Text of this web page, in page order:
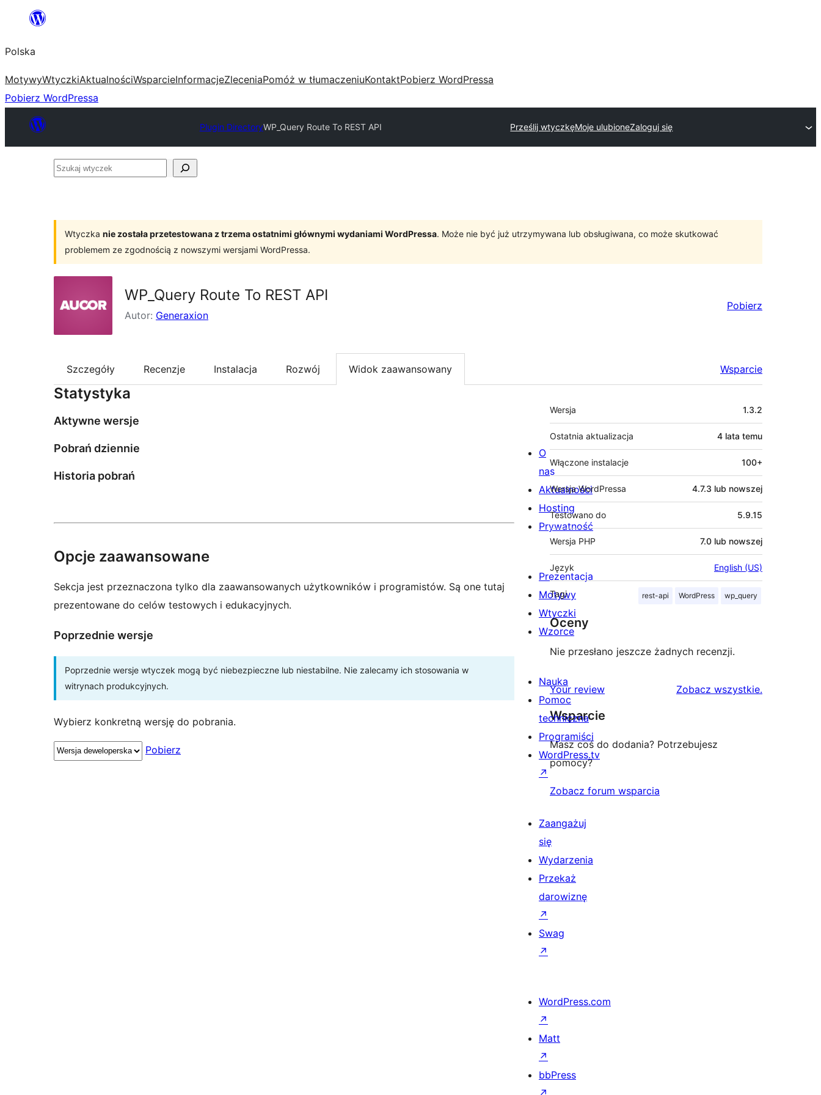
Przejdź
treści
Polska
MotywyWtyczkiAktualnościWsparcieInformacjeZleceniaPomóż w tłumaczeniuKontaktPobierz WordPressa
Pobierz WordPressa
Plugin DirectoryWP_Query Route To REST API Prześlij wtyczkęMoje ulubioneZaloguj się
Szukaj
Wtyczka nie została przetestowana z trzema ostatnimi głównymi wydaniami WordPressa. Może nie być już utrzymywana lub obsługiwana, co może skutkować
problemem ze zgodnością z nowszymi wersjami WordPressa.
WP_Query Route To REST API
Autor: Generaxion
Pobierz
Szczegóły Recenzje Instalacja Rozwój Widok zaawansowany Wsparcie
Statystyka
Aktywne wersje
Pobrań dziennie
Historia pobrań
Opcje zaawansowane
Sekcja jest przeznaczona tylko dla zaawansowanych użytkowników i programistów. Są one tutaj
prezentowane do celów testowych i edukacyjnych.
Poprzednie wersje
Poprzednie wersje wtyczek mogą być niebezpieczne lub niestabilne. Nie zalecamy ich stosowania w
witrynach produkcyjnych.
Wybierz konkretną wersję do pobrania.
Pobierz
Meta
Wersja 1.3.2
Ostatnia aktualizacja 4 lata temu
Włączone instalacje 100+
Wersja WordPressa 4.7.3 lub nowszej
Testowano do 5.9.15
Wersja PHP 7.0 lub nowszej
Język English (US)
Tagi rest-api WordPress wp_query
Oceny
Nie przesłano jeszcze żadnych recenzji.
Your review Zobacz wszystkierecenzje
.
Wsparcie
Masz coś do dodania? Potrzebujesz
pomocy?
Zobacz forum wsparcia
O
nas
Aktualności
Hosting
Prywatność
Prezentacja
Motywy
Wtyczki
Wzorce
Nauka
Pomoc
techniczna
Programiści
WordPress.tv
↗
Zaangażuj
się
Wydarzenia
Przekaż
darowiznę
↗
Swag
↗
WordPress.com
↗
Matt
↗
bbPress